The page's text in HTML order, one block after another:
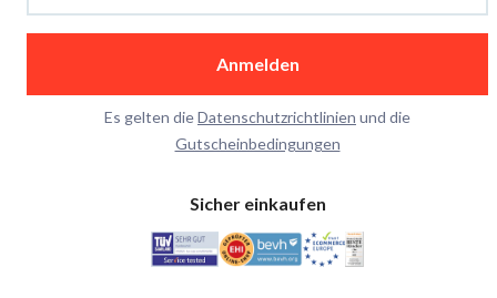
Anmelden
Es gelten dieDatenschutzrichtlinien und die
Gutscheinbedingungen
Sicher einkaufen